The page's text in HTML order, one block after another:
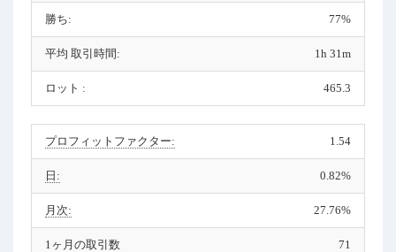
勝ち: 77%
平均 取引時間: 1h 31m
ロット : 465.3
プロフィットファクター: 1.54
日: 0.82%
月次: 27.76%
1ヶ月の取引数 71